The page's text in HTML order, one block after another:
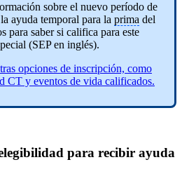
sobre el nuevo período de
ayuda temporal para la prima del
para saber si califica para este
(SEP en inglés).
opciones de inscripción, como
CT y eventos de vida calificados.
para recibir ayuda